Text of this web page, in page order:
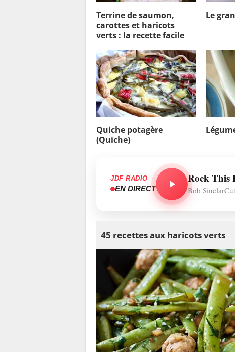
Terrine de saumon,
carottes et haricots
verts : la recette facile
Le
Quiche potagère
(Quiche)
JDF RADIO
EN DIRECT
Rock This
Bob
45 recettes aux haricots verts